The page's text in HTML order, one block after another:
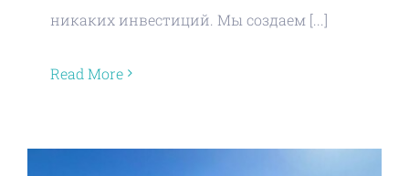
никаких инвестиций. Мы создаем [...]
Read More